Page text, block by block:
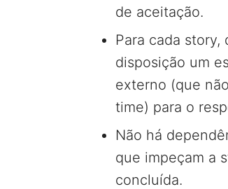
de aceitação.
Para cada
disposição um
externo (que
time) para o
Não há
que impeçam a
concluída.